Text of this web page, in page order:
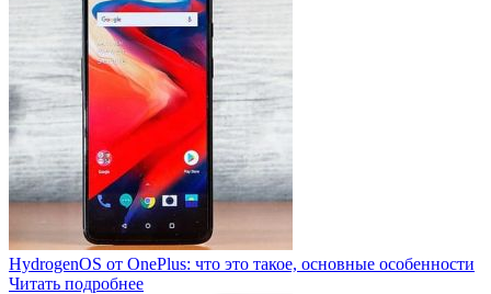
HydrogenOS от OnePlus: что это такое, основные особенности
Читать подробнее